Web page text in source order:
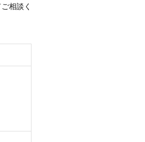
相談く